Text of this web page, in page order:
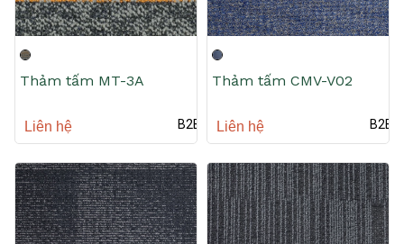
Thảm tấm MT-3A
Liên hệ B2B
Thảm tấm CMV-V02
Liên hệ B2B